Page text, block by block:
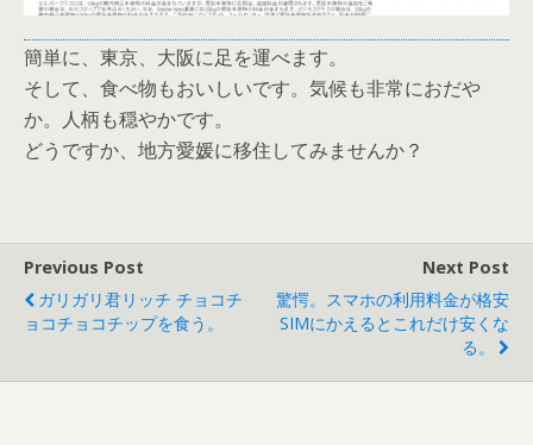
簡単に、東京、大阪に足を運べます。
そして、食べ物もおいしいです。気候も非常におだや
か。人柄も穏やかです。
どうですか、地方愛媛に移住してみませんか？
Previous Post
ガリガリ君リッチ チョコチ
ョコチョコチップを食う。
Next Post
驚愕。スマホの利用料金が格安
SIMにかえるとこれだけ安くな
る。